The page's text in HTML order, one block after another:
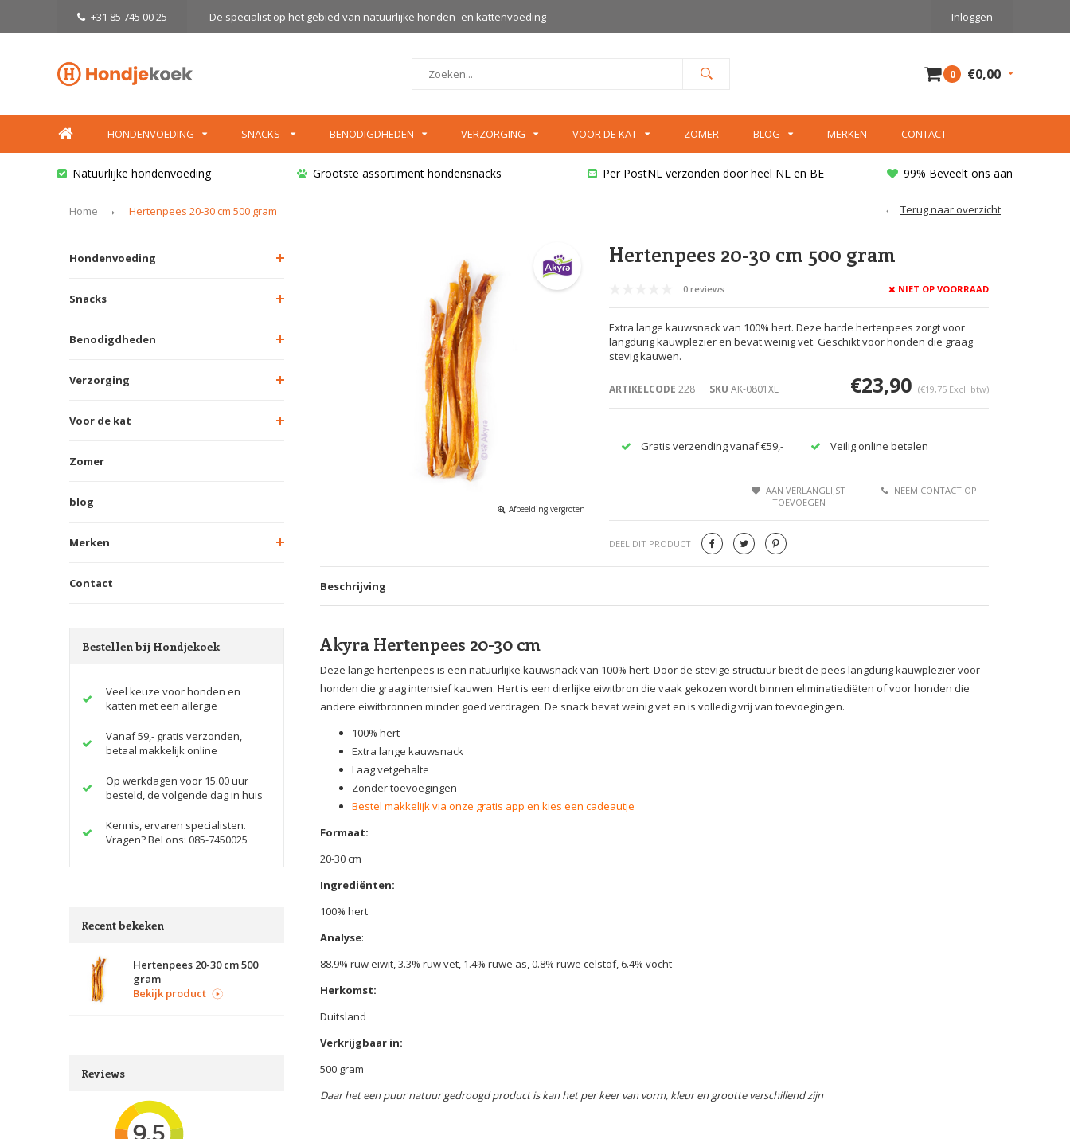
+31 85 745 00 25 De specialist op het gebied van natuurlijke honden- en kattenvoeding Inloggen
0 €0,00
HONDENVOEDING SNACKS BENODIGDHEDEN VERZORGING VOOR DE KAT ZOMER BLOG MERKEN CONTACT
Natuurlijke hondenvoeding Grootste assortiment hondensnacks Per PostNL verzonden door heel NL en BE 99% Beveelt ons aan
Home Hertenpees 20-30 cm 500 gram Terug naar overzicht
Hondenvoeding
Snacks
Benodigdheden
Verzorging
Voor de kat
Zomer
blog
Merken
Contact
Bestellen bij Hondjekoek
Veel keuze voor honden en
katten met een allergie
Vanaf 59,- gratis verzonden,
betaal makkelijk online
Op werkdagen voor 15.00 uur
besteld, de volgende dag in huis
Kennis, ervaren specialisten.
Vragen? Bel ons: 085-7450025
Recent bekeken
Hertenpees 20-30 cm 500
gram
Bekijk product
Reviews
Afbeelding vergroten
Hertenpees 20-30 cm 500 gram
0 reviews NIET OP VOORRAAD
Extra lange kauwsnack van 100% hert. Deze harde hertenpees zorgt voor
langdurig kauwplezier en bevat weinig vet. Geschikt voor honden die graag
stevig kauwen.
ARTIKELCODE 228 SKU AK-0801XL €23,90 (€19,75 Excl. btw)
Gratis verzending vanaf €59,- Veilig online betalen
AAN VERLANGLIJST
TOEVOEGEN
NEEM CONTACT OP
DEEL DIT PRODUCT
Beschrijving
Akyra Hertenpees 20-30 cm
Deze lange hertenpees is een natuurlijke kauwsnack van 100% hert. Door de stevige structuur biedt de pees langdurig kauwplezier voor
honden die graag intensief kauwen. Hert is een dierlijke eiwitbron die vaak gekozen wordt binnen eliminatiediëten of voor honden die
andere eiwitbronnen minder goed verdragen. De snack bevat weinig vet en is volledig vrij van toevoegingen.
100% hert
Extra lange kauwsnack
Laag vetgehalte
Zonder toevoegingen
Bestel makkelijk via onze gratis app en kies een cadeautje
Formaat:
20-30 cm
Ingrediënten:
100% hert
Analyse:
88.9% ruw eiwit, 3.3% ruw vet, 1.4% ruwe as, 0.8% ruwe celstof, 6.4% vocht
Herkomst:
Duitsland
Verkrijgbaar in:
500 gram
Daar het een puur natuur gedroogd product is kan het per keer van vorm, kleur en grootte verschillend zijn